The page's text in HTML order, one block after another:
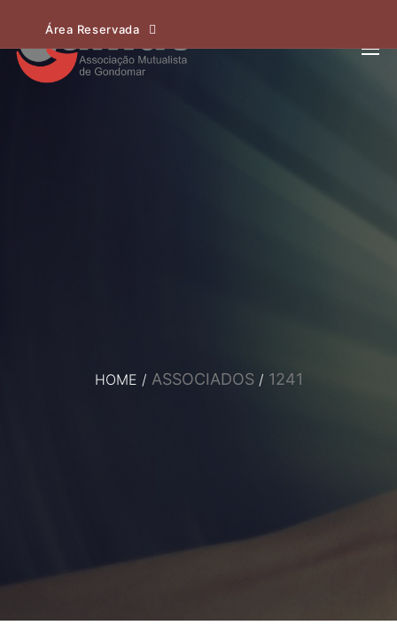
Área Reservada
HOME / ASSOCIADOS / 1241